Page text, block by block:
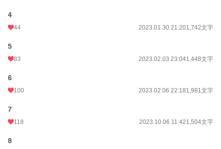
4
44 2023.01.30 21:201,742文字
5
83 2023.02.03 23:041,448文字
6
100 2023.02.06 22:181,981文字
7
118 2023.10.06 11:421,504文字
8